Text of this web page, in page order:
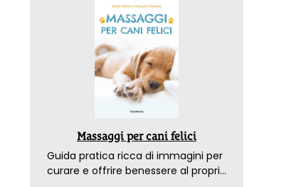
Massaggi per cani felici
Guida pratica ricca di immagini per
curare e offrire benessere al proprio